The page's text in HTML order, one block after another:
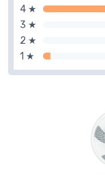
4 ★
3 ★
2 ★
1 ★